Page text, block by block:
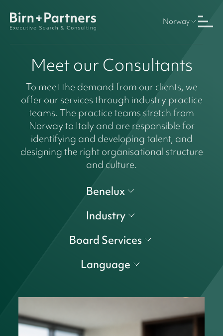
Norway
Meet our Consultants
To meet the demand from our clients, we
offer our services through industry practice
teams. The practice teams stretch from
Norway to Italy and are responsible for
identifying and developing talent, and
designing the right organisational structure
and culture.
Benelux
Industry
Board Services
Language